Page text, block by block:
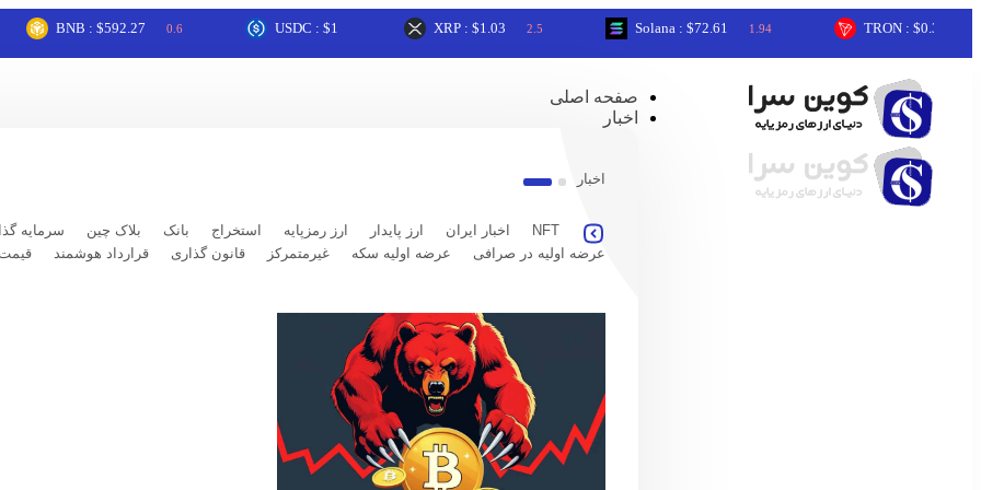
BNB : $592.27 0.6 USDC : $1 XRP : $1.03 2.5 Solana : $72.61 1.94 TRON : $0.33 0.1
صفحه اصلی
اخبار
اخبار
NFT اخبار ایران ارز پایدار ارز رمزپایه استخراج بانک بلاک چین سرمایه
عرضه اولیه در صرافی
عرضه اولیه سکه غیرمتمرکز قانون گذاری قرارداد هوشمند